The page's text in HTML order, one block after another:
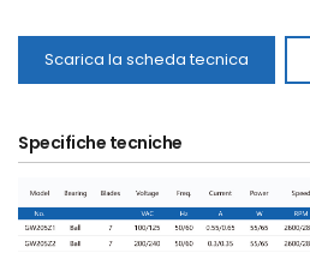
Scarica la scheda tecnica
Specifiche tecniche